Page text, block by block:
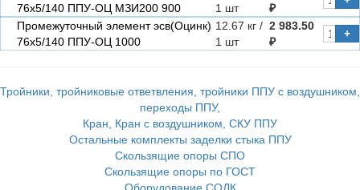
76х5/140 ППУ-ОЦ МЗИ200 900
1 шт
₽
Промежуточный элемент эсв(Оцинк)
76х5/140 ППУ-ОЦ 1000
12.67 кг /
1 шт
2 983.50
₽
+
Тройники, тройниковые ответвления, тройники ППУ с воздушником,
переходы ППУ,
Кран, Кран с воздушником, СКУ ППУ
Остальные комплекты заделки стыка ППУ
Скользящие опоры СПО
Скользящие опоры по ГОСТ